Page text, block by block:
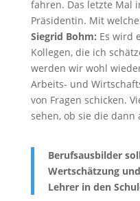
fahren. Das letzte Mal
Präsidentin. Mit
Siegrid Bohm: Es wird
Kollegen, die ich
werden wir wohl
Arbeits- und
von Fragen schicken.
sehen, ob sie die
Berufsausbilder
Wertschätzung
Lehrer in den